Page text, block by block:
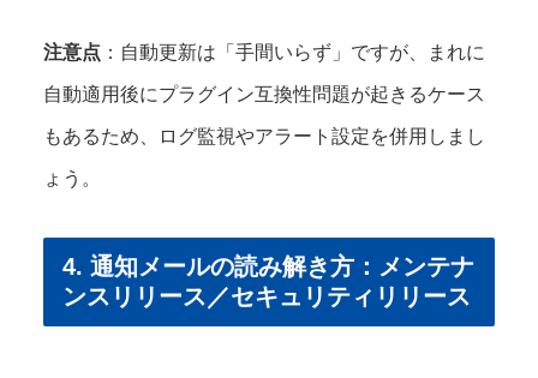
注意点 ：自動更新は「手間いらず」ですが、まれに
自動適用後にプラグイン互換性問題が起きるケース
もあるため、ログ監視やアラート設定を併用しまし
ょう。
4. 通知メールの読み解き方：メンテナ
ンスリリース／セキュリティリリース